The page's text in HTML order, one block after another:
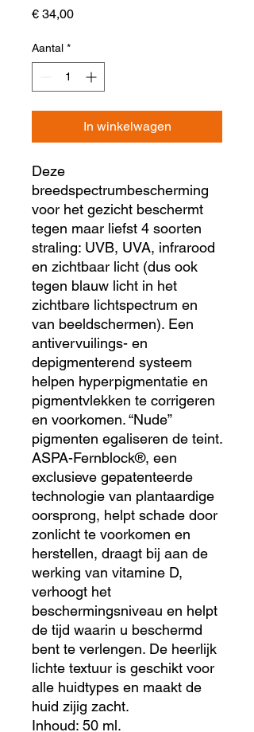
€ 34,00Prijs
Aantal *
In winkelwagen
Deze
breedspectrumbescherming
voor het gezicht beschermt
tegen maar liefst 4 soorten
straling: UVB, UVA, infrarood
en zichtbaar licht (dus ook
tegen blauw licht in het
zichtbare lichtspectrum en
van beeldschermen). Een
antivervuilings- en
depigmenterend systeem
helpen hyperpigmentatie en
pigmentvlekken te corrigeren
en voorkomen. “Nude”
pigmenten egaliseren de teint.
ASPA-Fernblock®, een
exclusieve gepatenteerde
technologie van plantaardige
oorsprong, helpt schade door
zonlicht te voorkomen en
herstellen, draagt bij aan de
werking van vitamine D,
verhoogt het
beschermingsniveau en helpt
de tijd waarin u beschermd
bent te verlengen. De heerlijk
lichte textuur is geschikt voor
alle huidtypes en maakt de
huid zijig zacht.
Inhoud: 50 ml.